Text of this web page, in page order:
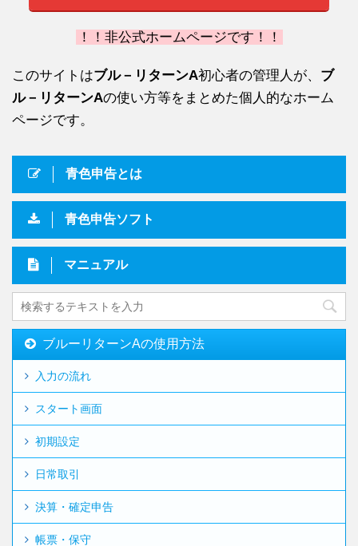
！！非公式ホームページです！！
このサイトはブル－リターンA初心者の管理人が、 ブ
ル－リターンAの使い方等をまとめた個人的なホーム
ページです。
青色申告とは
青色申告ソフト
マニュアル
ブルーリターンAの使用方法
入力の流れ
スタート画面
初期設定
日常取引
決算・確定申告
帳票・保守